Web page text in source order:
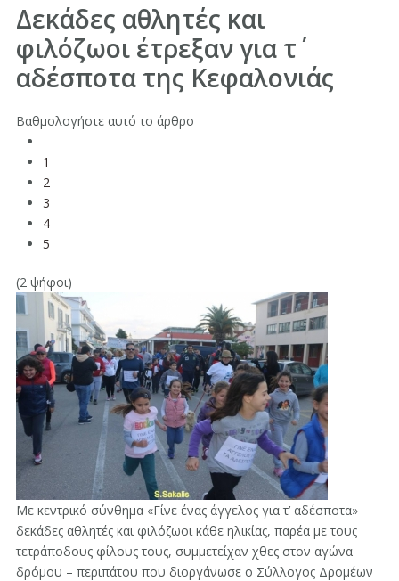
Δεκάδες αθλητές και
φιλόζωοι έτρεξαν για τ΄
αδέσποτα της Κεφαλονιάς
Βαθμολογήστε αυτό το άρθρο
1
2
3
4
5
(2 ψήφοι)
Με κεντρικό σύνθημα «Γίνε ένας άγγελος για τ’ αδέσποτα»
δεκάδες αθλητές και φιλόζωοι κάθε ηλικίας, παρέα με τους
τετράποδους φίλους τους, συμμετείχαν χθες στον αγώνα
δρόμου – περιπάτου που διοργάνωσε ο Σύλλογος Δρομέων